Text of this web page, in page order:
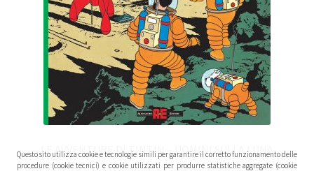
LE AVVENTURE DI TINTIN – UOMINI SULLA LUNA
Questo sito utilizza cookie e tecnologie simili per garantire il corretto funzionamento delle
procedure (cookie tecnici) e cookie utilizzati per produrre statistiche aggregate (cookie